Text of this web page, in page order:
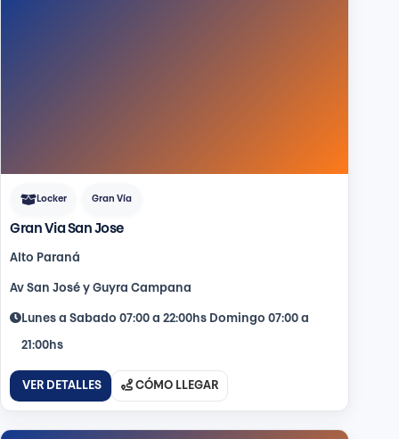
Locker Gran Vía
Gran Via San Jose
Alto Paraná
Av San José y Guyra Campana
Lunes a Sabado 07:00 a 22:00hs Domingo 07:00 a
21:00hs
VER DETALLES CÓMO LLEGAR